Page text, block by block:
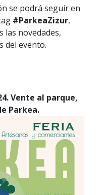
se podrá seguir en
#ParkeaZizur,
las novedades,
del evento.
Vente al parque,
Parkea.